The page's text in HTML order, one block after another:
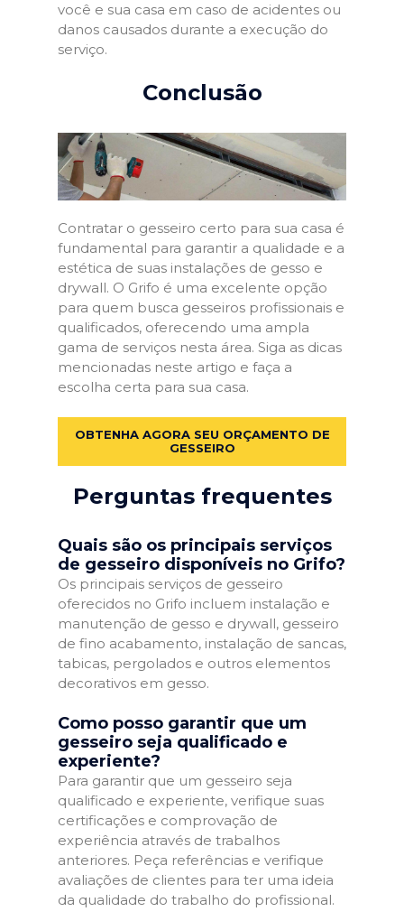
você e sua casa em caso de acidentes ou
danos causados durante a execução do
serviço.
Conclusão
Contratar o gesseiro certo para sua casa é
fundamental para garantir a qualidade e a
estética de suas instalações de gesso e
drywall. O Grifo é uma excelente opção
para quem busca gesseiros profissionais e
qualificados, oferecendo uma ampla
gama de serviços nesta área. Siga as dicas
mencionadas neste artigo e faça a
escolha certa para sua casa.
OBTENHA AGORA SEU ORÇAMENTO DE
GESSEIRO
Perguntas frequentes
Quais são os principais serviços
de gesseiro disponíveis no Grifo?
Os principais serviços de gesseiro
oferecidos no Grifo incluem instalação e
manutenção de gesso e drywall, gesseiro
de fino acabamento, instalação de sancas,
tabicas, pergolados e outros elementos
decorativos em gesso.
Como posso garantir que um
gesseiro seja qualificado e
experiente?
Para garantir que um gesseiro seja
qualificado e experiente, verifique suas
certificações e comprovação de
experiência através de trabalhos
anteriores. Peça referências e verifique
avaliações de clientes para ter uma ideia
da qualidade do trabalho do profissional.